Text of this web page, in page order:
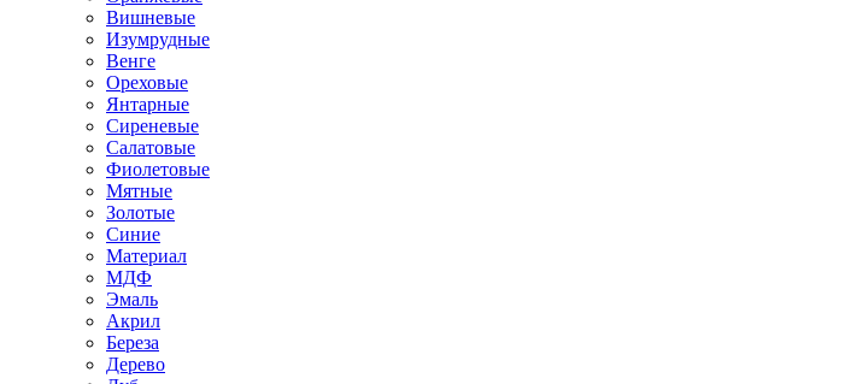
Вишневые
Изумрудные
Венге
Ореховые
Янтарные
Сиреневые
Салатовые
Фиолетовые
Мятные
Золотые
Синие
Материал
МДФ
Эмаль
Акрил
Береза
Дерево